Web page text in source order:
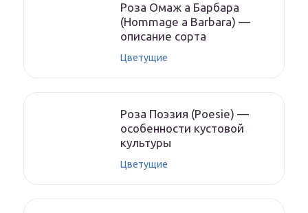
Роза Омаж а Барбара
(Hommage a Barbara) —
описание сорта
Цветущие
Роза Поэзия (Poesie) —
особенности кустовой
культуры
Цветущие